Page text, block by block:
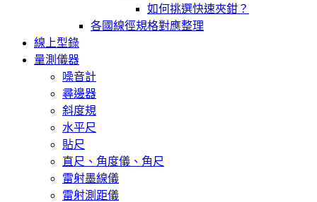
如何挑選快速夾鉗？
各國線徑規格對應整理
線上型錄
量測儀器
噪音計
尋邊器
斜度規
水平尺
貼尺
直尺、角度儀、角尺
雷射墨線儀
雷射測距儀